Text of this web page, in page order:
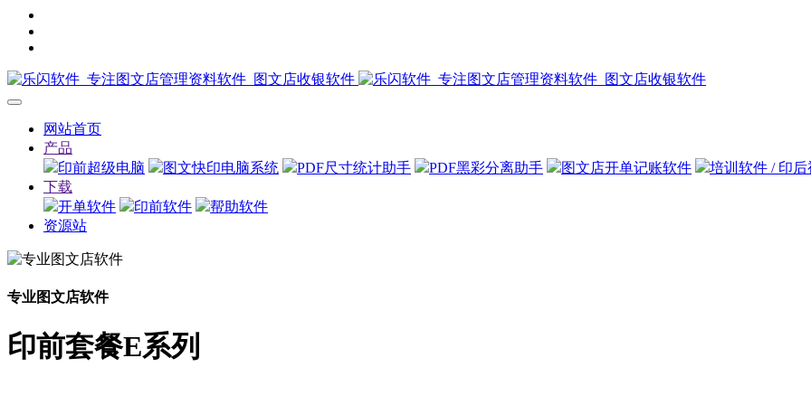
网站首页
产品
印前超级电脑
图文快印电脑系统 PDF尺寸统计助手 PDF黑彩分离助手 图文店开单记账软件
培训软件 / 印后
下载
开单软件
印前软件
帮助软件
资源站
专业图文店软件
印前套餐E系列